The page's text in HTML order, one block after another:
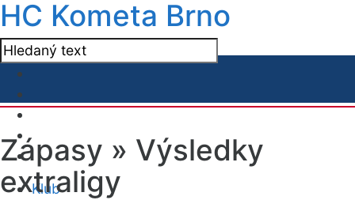
HC Kometa Brno
Klub
Zápasy » Výsledky
extraligy